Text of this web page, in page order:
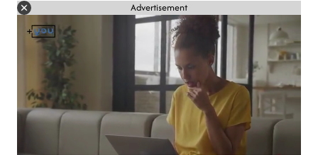
Advertisement